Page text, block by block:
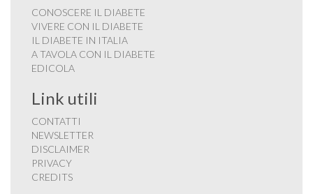
CONOSCERE IL DIABETE
VIVERE CON IL DIABETE
IL DIABETE IN ITALIA
A TAVOLA CON IL DIABETE
EDICOLA
Link utili
CONTATTI
NEWSLETTER
DISCLAIMER
PRIVACY
CREDITS